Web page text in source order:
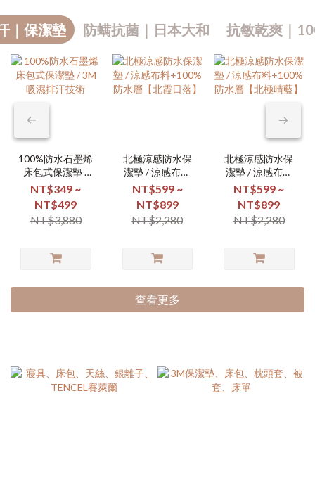
｜保潔墊 防螨抗菌｜日本大和 抗敏乾爽｜
100%防水石墨烯
床包式保潔墊 /
3M吸濕排汗技術
NT$349 ~
NT$499
NT$3,880
北極涼感防水保
潔墊 / 涼感布料
+100%防水層
【北霞日落】
NT$599 ~
NT$899
NT$2,280
北極涼感防水保
潔墊 / 涼感布料
+100%防水層
【北極晴藍】
NT$599 ~
NT$899
NT$2,280
查看更多